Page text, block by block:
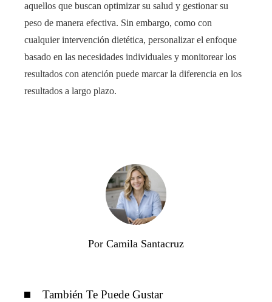
aquellos que buscan optimizar su salud y gestionar su
peso de manera efectiva. Sin embargo, como con
cualquier intervención dietética, personalizar el enfoque
basado en las necesidades individuales y monitorear los
resultados con atención puede marcar la diferencia en los
resultados a largo plazo.
Por Camila Santacruz
También Te Puede Gustar